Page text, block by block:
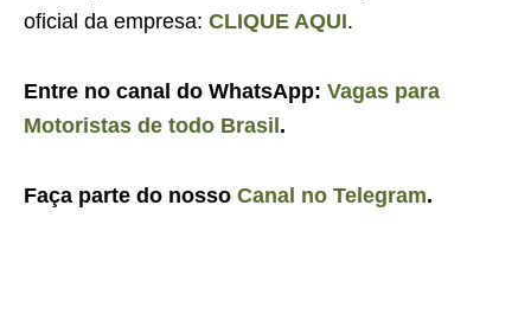
oficial da empresa: CLIQUE AQUI.
Entre no canal do WhatsApp: Vagas para
Motoristas de todo Brasil .
Faça parte do nosso Canal no Telegram.